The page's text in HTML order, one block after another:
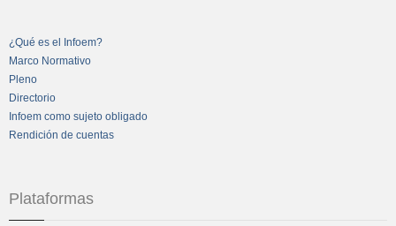
¿Qué es el Infoem?
Marco Normativo
Pleno
Directorio
Infoem como sujeto obligado
Rendición de cuentas
Plataformas